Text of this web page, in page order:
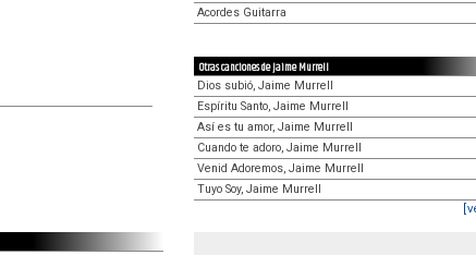
Acordes Guitarra
Otras canciones de Jaime Murrell
Dios subió, Jaime Murrell
Espíritu Santo, Jaime Murrell
Así es tu amor, Jaime Murrell
Cuando te adoro, Jaime Murrell
Venid Adoremos, Jaime Murrell
Tuyo Soy, Jaime Murrell